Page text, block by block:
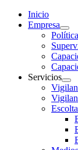
Inicio
Empresa
Servicios